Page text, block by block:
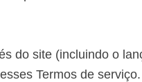
do site (incluindo o
Termos de serviço.